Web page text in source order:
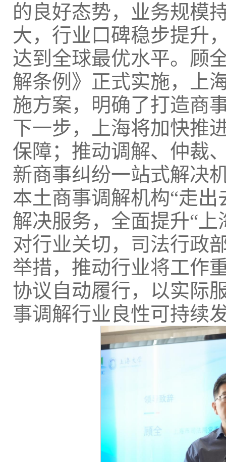
的良好态势，业务规模
大，行业口碑稳步提升
达到全球最优水平。顾
解条例》正式实施，上
施方案，明确了打造商
下一步，上海将加快推
保障；推动调解、仲裁
新商事纠纷一站式解决
本土商事调解机构“走
解决服务，全面提升“
对行业关切，司法行政
举措，推动行业将工作
协议自动履行，以实际
事调解行业良性可持续